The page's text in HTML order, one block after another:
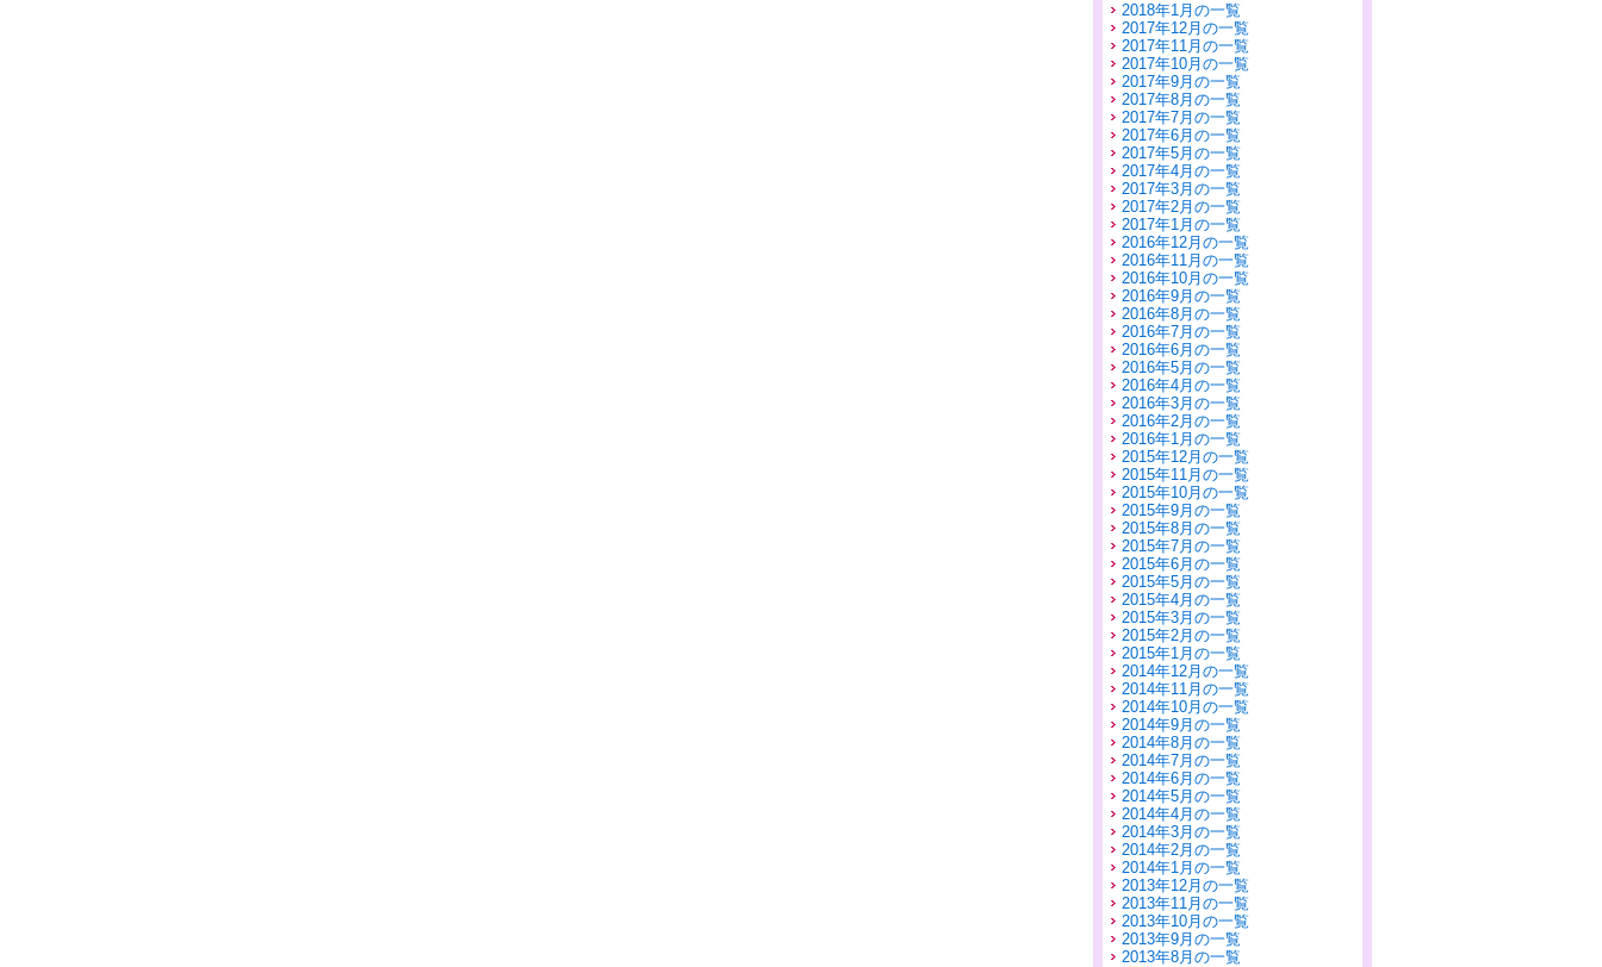
2018年1月の一覧
2017年12月の一覧
2017年11月の一覧
2017年10月の一覧
2017年9月の一覧
2017年8月の一覧
2017年7月の一覧
2017年6月の一覧
2017年5月の一覧
2017年4月の一覧
2017年3月の一覧
2017年2月の一覧
2017年1月の一覧
2016年12月の一覧
2016年11月の一覧
2016年10月の一覧
2016年9月の一覧
2016年8月の一覧
2016年7月の一覧
2016年6月の一覧
2016年5月の一覧
2016年4月の一覧
2016年3月の一覧
2016年2月の一覧
2016年1月の一覧
2015年12月の一覧
2015年11月の一覧
2015年10月の一覧
2015年9月の一覧
2015年8月の一覧
2015年7月の一覧
2015年6月の一覧
2015年5月の一覧
2015年4月の一覧
2015年3月の一覧
2015年2月の一覧
2015年1月の一覧
2014年12月の一覧
2014年11月の一覧
2014年10月の一覧
2014年9月の一覧
2014年8月の一覧
2014年7月の一覧
2014年6月の一覧
2014年5月の一覧
2014年4月の一覧
2014年3月の一覧
2014年2月の一覧
2014年1月の一覧
2013年12月の一覧
2013年11月の一覧
2013年10月の一覧
2013年9月の一覧
2013年8月の一覧